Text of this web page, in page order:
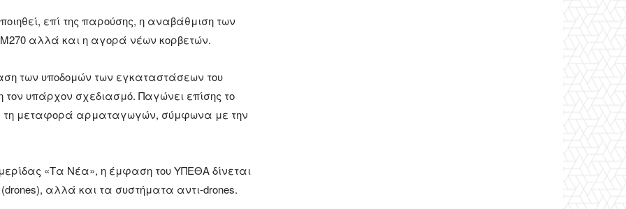
επί της παρούσης, η αναβάθμιση των
αλλά και η αγορά νέων κορβετών.
των υποδομών των εγκαταστάσεων του
υπάρχον σχεδιασμό. Παγώνει επίσης το
τη μεταφορά αρματαγωγών, σύμφωνα με την
«Τα Νέα», η έμφαση του ΥΠΕΘΑ δίνεται
αλλά και τα συστήματα αντι-drones.